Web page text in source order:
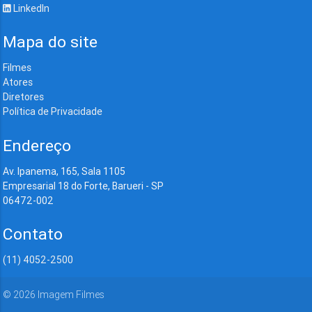
LinkedIn
Mapa do site
Filmes
Atores
Diretores
Política de Privacidade
Endereço
Av. Ipanema, 165, Sala 1105
Empresarial 18 do Forte, Barueri - SP
06472-002
Contato
(11) 4052-2500
© 2026 Imagem Filmes